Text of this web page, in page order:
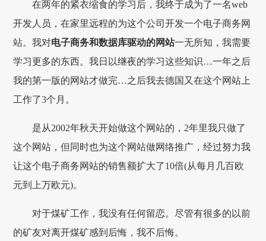
在两年的紧衣缩食的学习后，我终于成为了一名web
开发人员，在家里远程的为这个公司开发一个电子商务网
站。我对电子商务和数据库驱动的网站一无所知，我需要
学习更多的东西。我日以继夜的学习这些知识…一年之后
我的第一版的网站才做完…之后我去德国又在这个网站上
工作了3个月。
是从2002年秋天开始做这个网站的，2年里我只做了
这个网站，但同时也为这个网站做网络推广，经过努力我
让这个电子商务网站的销售额扩大了10倍(从每月几百欧
元到上万欧元)。
对于煤矿工作，我没有任何留恋。尽管有很多的以前
的矿友对离开煤矿感到后悔，我不后悔。